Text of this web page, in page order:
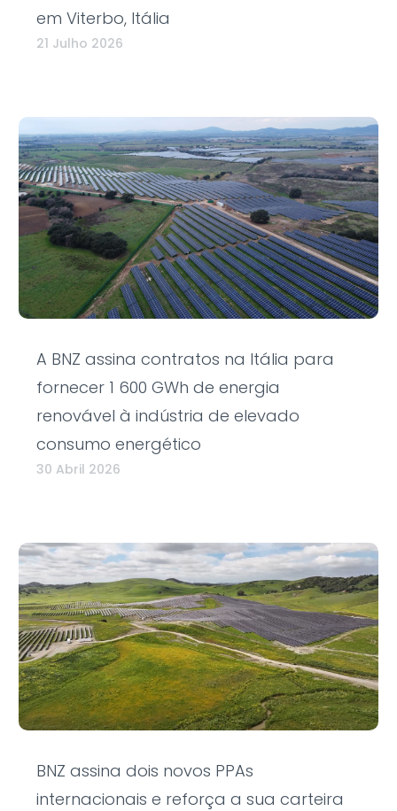
em Viterbo, Itália
21 Julho 2026
A BNZ assina contratos na Itália para
fornecer 1 600 GWh de energia
renovável à indústria de elevado
consumo energético
30 Abril 2026
BNZ assina dois novos PPAs
internacionais e reforça a sua carteira